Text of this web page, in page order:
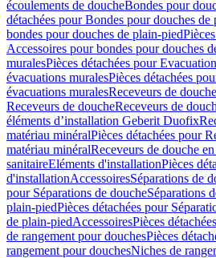
écoulements de doucheBondes pour
détachées pour Bondes pour douches de
bondes pour douches de plain-pied
Accessoires pour bondes pour douches
muralesPièces détachées pour
évacuations muralesPièces détachées
évacuations muralesReceveurs de douche
Receveurs de doucheReceveurs de
éléments d’installation Geberit Duofix
matériau minéralPièces détachées pour
matériau minéralReceveurs de douche
sanitaireEléments d'installationPièces
d'installationAccessoiresSéparations de
pour Séparations de doucheSéparations
plain-piedPièces détachées pour
de plain-piedAccessoiresPièces
de rangement pour douchesPièces
rangement pour douchesNiches de